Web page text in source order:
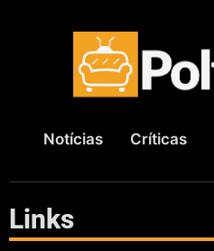
Notícias Críticas
Links